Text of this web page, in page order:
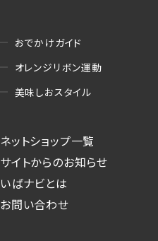
おでかけガイド
オレンジリボン運動
美味しおスタイル
ネットショップ一覧
サイトからのお知らせ
いばナビとは
お問い合わせ